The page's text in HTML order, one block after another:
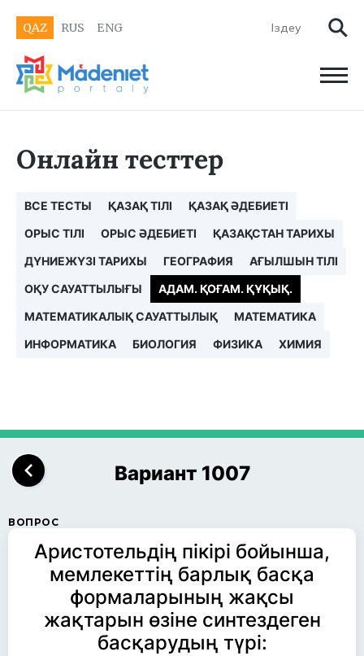
QAZ RUS ENG
Онлайн тесттер
ВСЕ ТЕСТЫ ҚАЗАҚ ТІЛІ
ҚАЗАҚ ӘДЕБИЕТІ
ОРЫС ТІЛІ
ОРЫС ӘДЕБИЕТІ
ҚАЗАҚСТАН ТАРИХЫ
ДҮНИЕЖҮЗІ ТАРИХЫ
ГЕОГРАФИЯ
АҒЫЛШЫН ТІЛІ
ОҚУ САУАТТЫЛЫҒЫ
АДАМ. ҚОҒАМ. ҚҰҚЫҚ.
МАТЕМАТИКАЛЫҚ САУАТТЫЛЫҚ
МАТЕМАТИКА
ИНФОРМАТИКА
БИОЛОГИЯ ФИЗИКА ХИМИЯ
Вариант 1007
ВОПРОС
Аристотельдің пікірі бойынша,
мемлекеттің барлық басқа
формаларының жақсы
жақтарын өзіне синтездеген
басқарудың түрі: